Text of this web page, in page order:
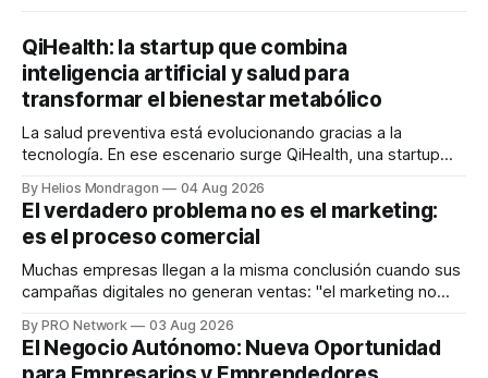
QiHealth: la startup que combina
inteligencia artificial y salud para
transformar el bienestar metabólico
La salud preventiva está evolucionando gracias a la
tecnología. En ese escenario surge QiHealth, una startup
dispositivos inteligentes, inteligencia artificial y monitoreo
en tiempo real para ayudar a las personas a tomar mejores
decisiones sobre su salud metabólica. Su propuesta busca
responder
By Helios Mondragon 04 Aug 2026
El verdadero problema no es el marketing:
es el proceso comercial
Muchas empresas llegan a la misma conclusión cuando sus
campañas digitales no generan ventas: "el marketing no
INTERIUS, el problema suele estar en otro lugar. Durante
una entrevista para el podcast SER PRO, el especialista en
By PRO Network 03 Aug 2026
El Negocio Autónomo: Nueva Oportunidad